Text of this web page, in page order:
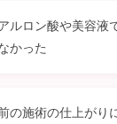
ルロン酸や美容液
かった
の施術の仕上がり